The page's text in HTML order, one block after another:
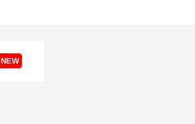
NEW